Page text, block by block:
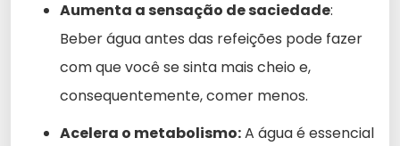
Aumenta a sensação de saciedade:
Beber água antes das refeições pode fazer
com que você se sinta mais cheio e,
consequentemente, comer menos.
Acelera o metabolismo:A água é essencial